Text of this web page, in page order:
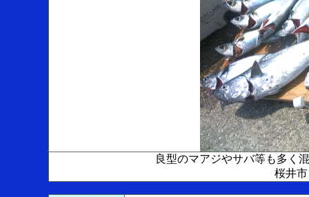
良型のマアジやサバ等も多く
桜井